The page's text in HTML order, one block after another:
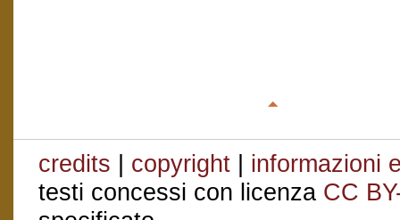
credits | copyright | informazioni
testi concessi con licenza CC